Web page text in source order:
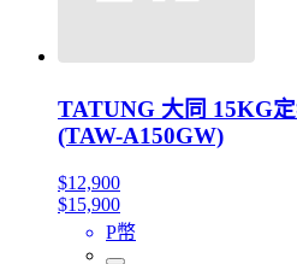
TATUNG 大同 15KG
(TAW-A150GW)
$12,900
$15,900
P幣